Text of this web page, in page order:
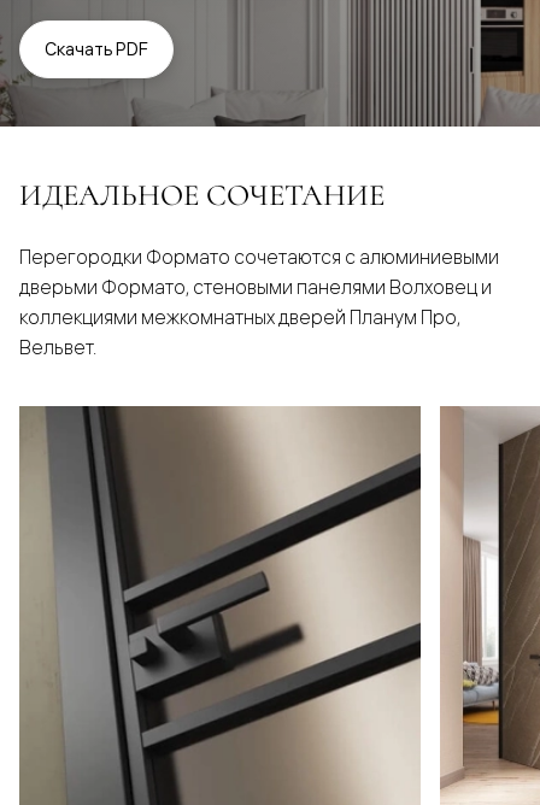
Скачать PDF
ИДЕАЛЬНОЕ СОЧЕТАНИЕ
Перегородки Формато сочетаются с алюминиевыми
дверьми Формато, стеновыми панелями Волховец и
коллекциями межкомнатных дверей Планум Про,
Вельвет.